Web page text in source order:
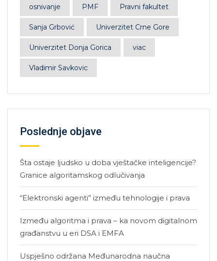
osnivanje PMF Pravni fakultet
Sanja Grbović Univerzitet Crne Gore
Univerzitet Donja Gorica viac
Vladimir Savkovic
Poslednje objave
Šta ostaje ljudsko u doba vještačke inteligencije?
Granice algoritamskog odlučivanja
“Elektronski agenti” između tehnologije i prava
Između algoritma i prava – ka novom digitalnom
građanstvu u eri DSA i EMFA
Uspješno održana Međunarodna naučna